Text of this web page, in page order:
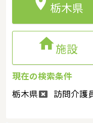
 栃木県
施設
現在の検索条件
栃木県
訪問介護